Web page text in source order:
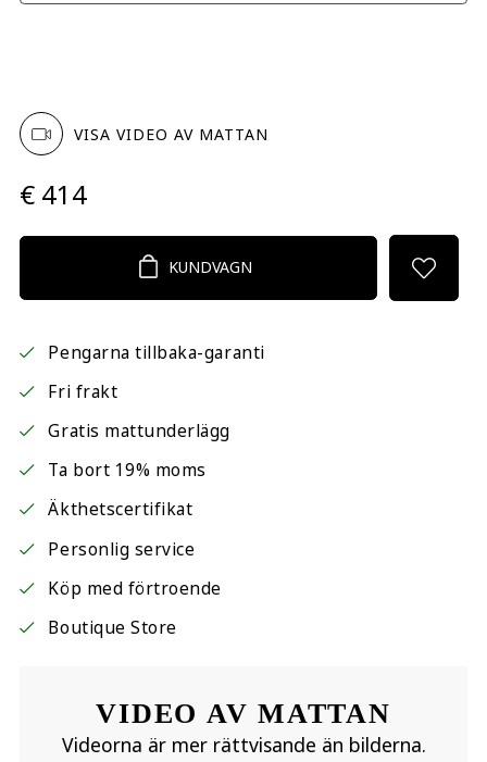
VISA VIDEO AV MATTAN
€ 414
KUNDVAGN
Pengarna tillbaka-garanti
Fri frakt
Gratis mattunderlägg
Ta bort 19% moms
Äkthetscertifikat
Personlig service
Köp med förtroende
Boutique Store
VIDEO AV MATTAN
Videorna är mer rättvisande än bilderna.